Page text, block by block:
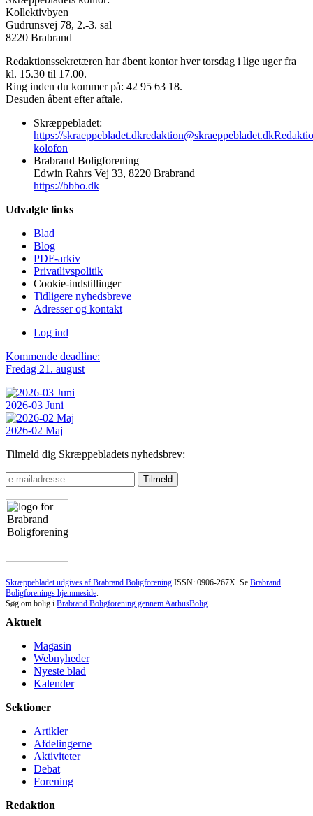
Kollektivbyen
Gudrunsvej 78, 2.-3. sal
8220 Brabrand
Redaktionssekretæren har åbent kontor hver torsdag i lige uger fra
kl. 15.30 til 17.00.
Ring inden du kommer på: 42 95 63 18.
Desuden åbent efter aftale.
Skræppebladet:
https://skraeppebladet.dkredaktion@skraeppebladet.dk
kolofon
Brabrand Boligforening
Edwin Rahrs Vej 33, 8220 Brabrand
https://bbbo.dk
Udvalgte links
Blad
Blog
PDF-arkiv
Privatlivspolitik
Cookie-indstillinger
Tidligere nyhedsbreve
Adresser og kontakt
Log ind
Kommende deadline:
Fredag 21. august
2026-03 Juni
2026-02 Maj
Tilmeld dig Skræppebladets nyhedsbrev:
Skræppebladet udgives af Brabrand Boligforening ISSN: 0906-267X. Se Brabrand
Boligforenings hjemmeside.
Søg om bolig i Brabrand Boligforening gennem AarhusBolig
Aktuelt
Magasin
Webnyheder
Nyeste blad
Kalender
Sektioner
Artikler
Afdelingerne
Aktiviteter
Debat
Forening
Redaktion